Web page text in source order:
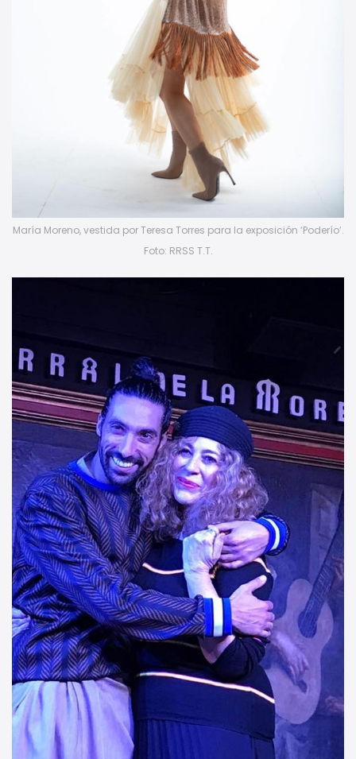
María Moreno, vestida por Teresa Torres para la exposición ‘Poderío’.
Foto: RRSS T.T.